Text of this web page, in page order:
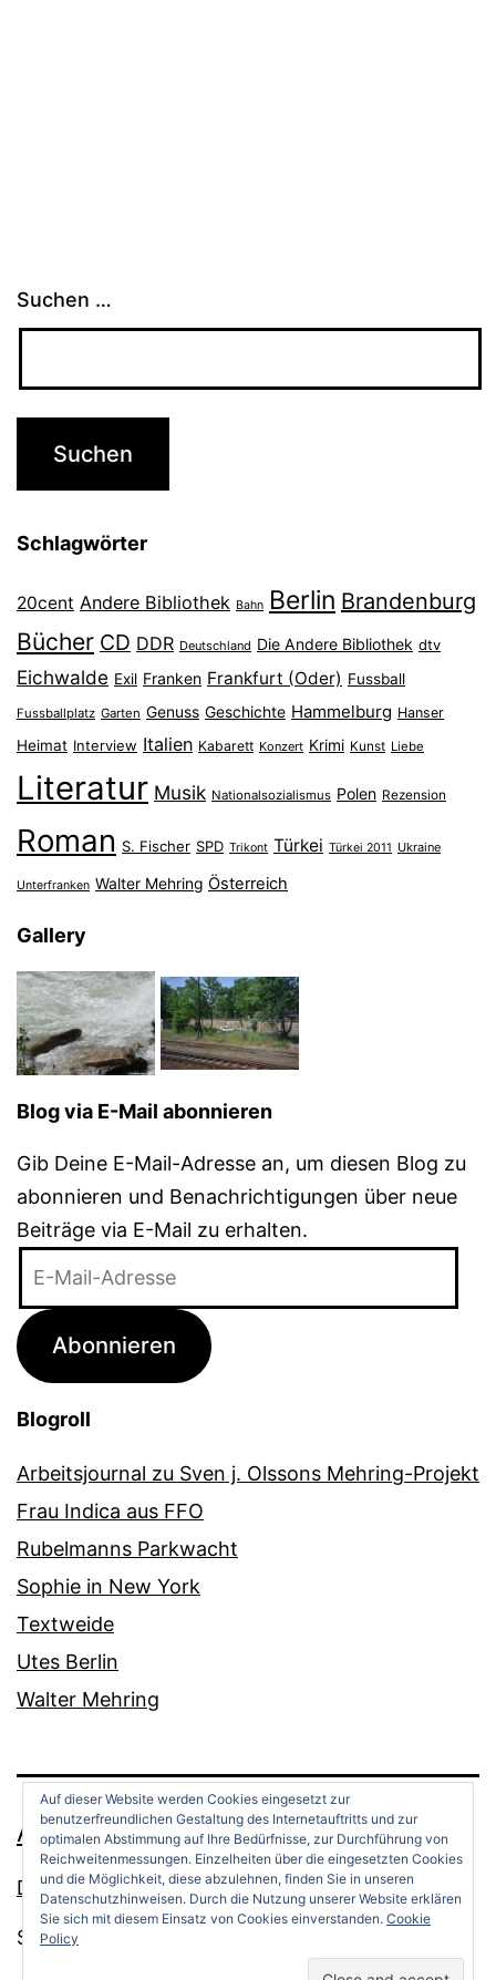
Suchen …
Schlagwörter
20cent Andere Bibliothek Bahn Berlin Brandenburg
Bücher CD DDR Deutschland Die Andere Bibliothek dtv
Eichwalde Exil Franken Frankfurt (Oder) Fussball
Fussballplatz Garten Genuss Geschichte Hammelburg Hanser
Heimat Interview Italien Kabarett Konzert Krimi Kunst Liebe
Literatur Musik Nationalsozialismus Polen Rezension
Roman S. Fischer SPD Trikont Türkei Türkei 2011 Ukraine
Unterfranken Walter Mehring Österreich
Gallery
Blog via E-Mail abonnieren
Gib Deine E-Mail-Adresse an, um diesen Blog zu
abonnieren und Benachrichtigungen über neue
Beiträge via E-Mail zu erhalten.
Adresse
Abonnieren
Blogroll
Arbeitsjournal zu Sven j. Olssons Mehring-Projekt
Frau Indica aus FFO
Rubelmanns Parkwacht
Sophie in New York
Textweide
Utes Berlin
Walter Mehring
ANDREAS OPPERMANN
Datenschutz
Stolz präsentiert von
Auf dieser Website werden Cookies eingesetzt zur
benutzerfreundlichen Gestaltung des Internetauftritts und zur
optimalen Abstimmung auf Ihre Bedürfnisse, zur Durchführung von
Reichweitenmessungen. Einzelheiten über die eingesetzten Cookies
und die Möglichkeit, diese abzulehnen, finden Sie in unseren
Datenschutzhinweisen. Durch die Nutzung unserer Website erklären
Sie sich mit diesem Einsatz von Cookies einverstanden. Cookie
Policy